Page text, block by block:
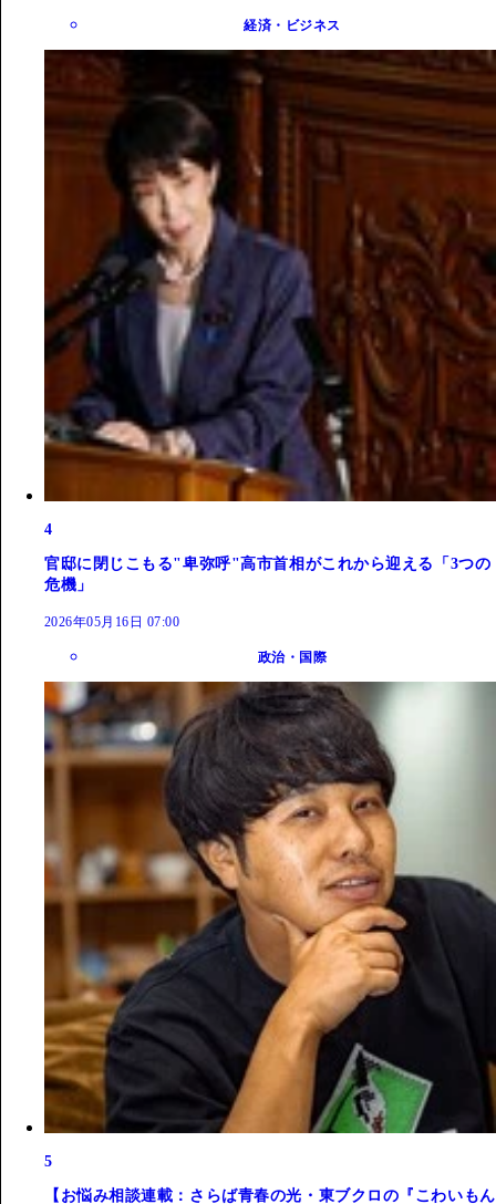
経済・ビジネス
4
官邸に閉じこもる"卑弥呼"高市首相がこれから迎える「3つの
危機」
2026年05月16日 07:00
政治・国際
5
【お悩み相談連載：さらば青春の光・東ブクロの『こわいもん